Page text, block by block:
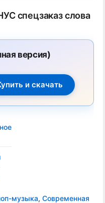
спецзаказ слова
версия)
музыка, Современная